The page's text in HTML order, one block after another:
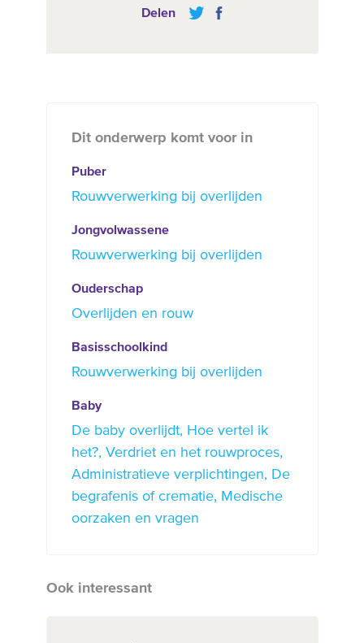
Delen
Dit onderwerp komt voor in
Puber
Rouwverwerking bij overlijden
Jongvolwassene
Rouwverwerking bij overlijden
Ouderschap
Overlijden en rouw
Basisschoolkind
Rouwverwerking bij overlijden
Baby
De baby overlijdt
Hoe vertel ik
het? Verdriet en het rouwproces
Administratieve verplichtingen
De
begrafenis of crematie
Medische
oorzaken en vragen
Ook interessant